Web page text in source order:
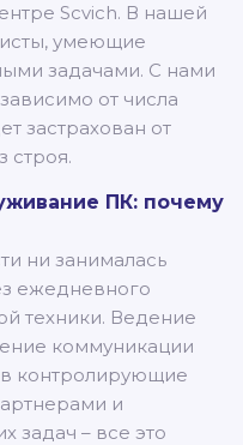
Scvich. В нашей
умеющие
задачами. С нами
от числа
застрахован от
строя.
ПК: почему
ни занималась
ежедневного
техники. Ведение
коммуникации
в контролирующие
и
задач – все это